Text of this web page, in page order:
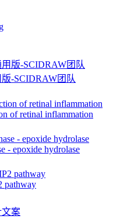
-SCIDRAW团队
of retinal inflammation
- epoxide hydrolase
pathway